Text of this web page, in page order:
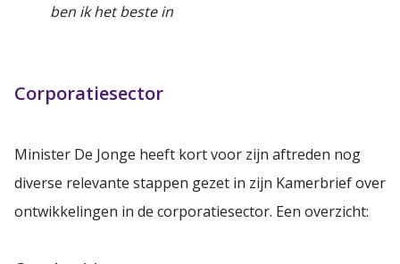
ben ik het beste in
Corporatiesector
Minister De Jonge heeft kort voor zijn aftreden nog
diverse relevante stappen gezet in zijn Kamerbrief over
ontwikkelingen in de corporatiesector. Een overzicht: